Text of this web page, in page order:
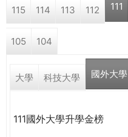
學a
r
e
115 114 113 112 111
105 104
大學 科技大學 國外大學
111國外大學升學金榜